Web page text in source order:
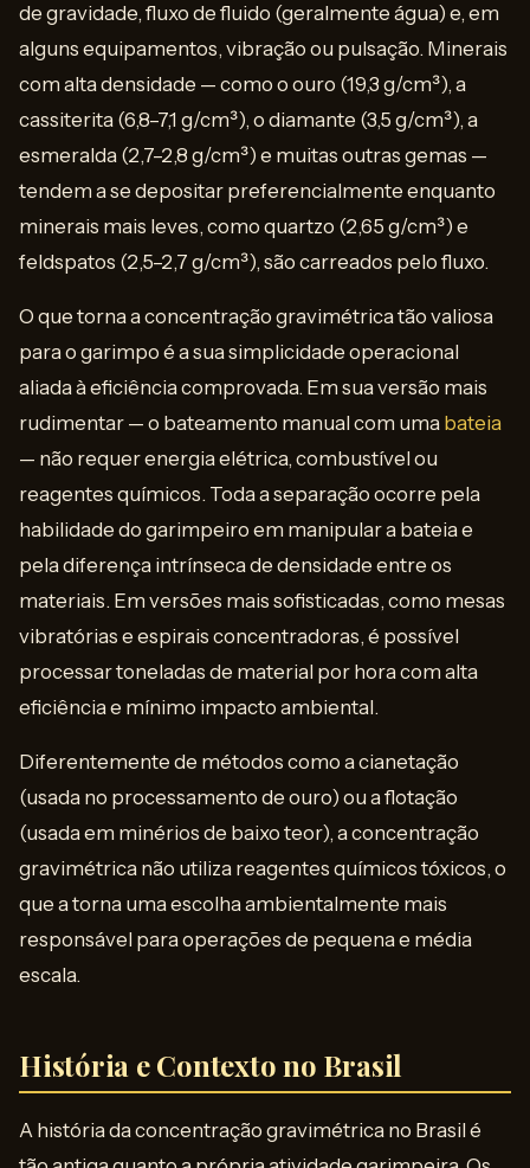
de gravidade, fluxo de fluido (geralmente água) e, em
alguns equipamentos, vibração ou pulsação. Minerais
com alta densidade — como o ouro (19,3 g/cm³), a
cassiterita (6,8–7,1 g/cm³), o diamante (3,5 g/cm³), a
esmeralda (2,7–2,8 g/cm³) e muitas outras gemas —
tendem a se depositar preferencialmente enquanto
minerais mais leves, como quartzo (2,65 g/cm³) e
feldspatos (2,5–2,7 g/cm³), são carreados pelo fluxo.
O que torna a concentração gravimétrica tão valiosa
para o garimpo é a sua simplicidade operacional
aliada à eficiência comprovada. Em sua versão mais
rudimentar — o bateamento manual com uma bateia
— não requer energia elétrica, combustível ou
reagentes químicos. Toda a separação ocorre pela
habilidade do garimpeiro em manipular a bateia e
pela diferença intrínseca de densidade entre os
materiais. Em versões mais sofisticadas, como mesas
vibratórias e espirais concentradoras, é possível
processar toneladas de material por hora com alta
eficiência e mínimo impacto ambiental.
Diferentemente de métodos como a cianetação
(usada no processamento de ouro) ou a flotação
(usada em minérios de baixo teor), a concentração
gravimétrica não utiliza reagentes químicos tóxicos, o
que a torna uma escolha ambientalmente mais
responsável para operações de pequena e média
escala.
História e Contexto no Brasil
A história da concentração gravimétrica no Brasil é